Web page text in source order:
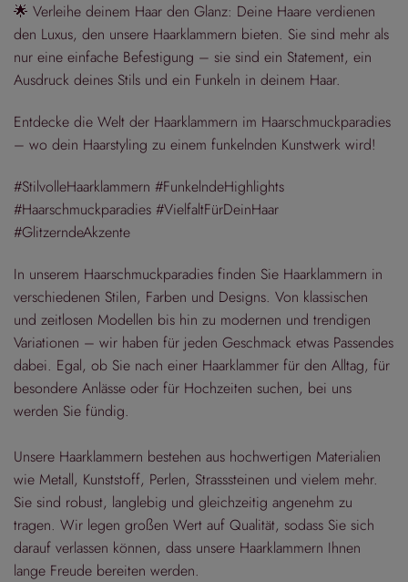
🌟 Verleihe deinem Haar den Glanz: Deine Haare verdienen
den Luxus, den unsere Haarklammern bieten. Sie sind mehr als
nur eine einfache Befestigung – sie sind ein Statement, ein
Ausdruck deines Stils und ein Funkeln in deinem Haar.
Entdecke die Welt der Haarklammern im Haarschmuckparadies
– wo dein Haarstyling zu einem funkelnden Kunstwerk wird!
#StilvolleHaarklammern #FunkelndeHighlights
#Haarschmuckparadies #VielfaltFürDeinHaar
#GlitzerndeAkzente
In unserem Haarschmuckparadies finden Sie Haarklammern in
verschiedenen Stilen, Farben und Designs. Von klassischen
und zeitlosen Modellen bis hin zu modernen und trendigen
Variationen – wir haben für jeden Geschmack etwas Passendes
dabei. Egal, ob Sie nach einer Haarklammer für den Alltag, für
besondere Anlässe oder für Hochzeiten suchen, bei uns
werden Sie fündig.
Unsere Haarklammern bestehen aus hochwertigen Materialien
wie Metall, Kunststoff, Perlen, Strasssteinen und vielem mehr.
Sie sind robust, langlebig und gleichzeitig angenehm zu
tragen. Wir legen großen Wert auf Qualität, sodass Sie sich
darauf verlassen können, dass unsere Haarklammern Ihnen
lange Freude bereiten werden.